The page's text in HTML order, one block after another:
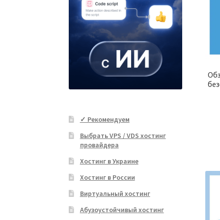
✓ Рекомендуем
Выбрать VPS / VDS хостинг
провайдера
Хостинг в Украине
Хостинг в России
Виртуальный хостинг
Абузоустойчивый хостинг